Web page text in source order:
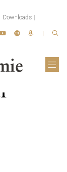
Downloads